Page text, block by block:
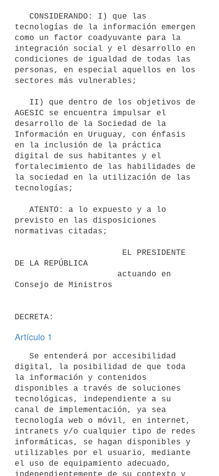
tecnologías de la información emergen
como un factor coadyuvante para la
integración social y el desarrollo en
condiciones de igualdad de todas las
personas, en especial aquellos en los
sectores más vulnerables;
AGESIC se encuentra impulsar el
desarrollo de la Sociedad de la
Información en Uruguay, con énfasis
en la inclusión de la práctica
digital de sus habitantes y el
fortalecimiento de las habilidades de
la sociedad en la utilización de las
tecnologías;
previsto en las disposiciones
normativas citadas;
DE LA REPÚBLICA
Consejo de Ministros
Artículo 1
digital, la posibilidad de que toda
la información y contenidos
disponibles a través de soluciones
tecnológicas, independiente a su
canal de implementación, ya sea
tecnología web o móvil, en internet,
intranets y/o cualquier tipo de redes
informáticas, se hagan disponibles y
utilizables por el usuario, mediante
el uso de equipamiento adecuado,